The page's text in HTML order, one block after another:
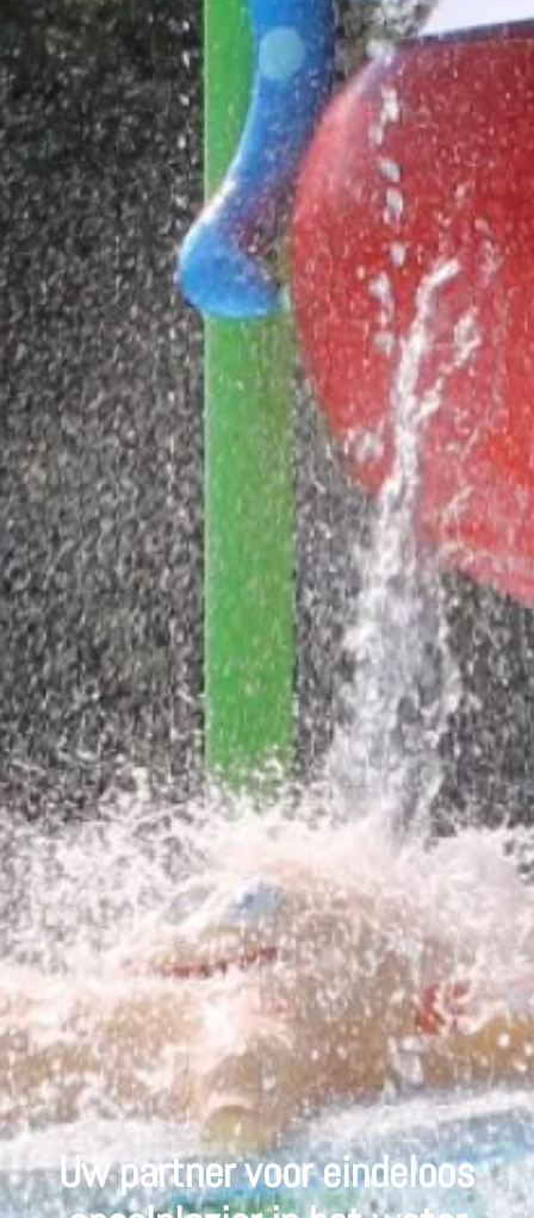
Uw partner voor eindeloos